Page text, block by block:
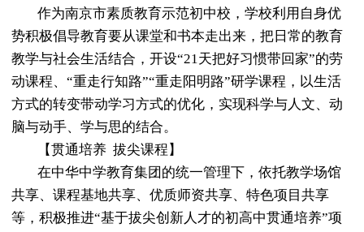
作为南京市素质教育示范初中校，学校利用自身优
势积极倡导教育要从课堂和书本走出来，把日常的教育
教学与社会生活结合，开设“21天把好习惯带回家”的劳
动课程、“重走行知路”“重走阳明路”研学课程，以生活
方式的转变带动学习方式的优化，实现科学与人文、动
脑与动手、学与思的结合。
【贯通培养 拔尖课程】
在中华中学教育集团的统一管理下，依托教学场馆
共享、课程基地共享、优质师资共享、特色项目共享
等，积极推进“基于拔尖创新人才的初高中贯通培养”项